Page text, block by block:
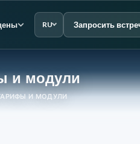
RU Запросить
и модули
И МОДУЛИ